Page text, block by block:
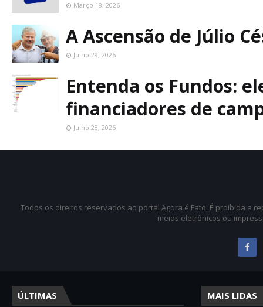
Março 18, 2026
A Ascensão de Júlio
Julho 29, 2026
Entenda os Fundos:
financiadores de
Julho 28, 2026
Todos os direitos reservados ao portal Agora é Fato. É proibida a
meios eletrônicos ou
ÚLTIMAS MAIS LIDAS